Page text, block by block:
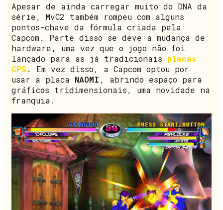
Apesar de ainda carregar muito do DNA da
série, MvC2 também rompeu com alguns
pontos-chave da fórmula criada pela
Capcom. Parte disso se deve a mudança de
hardware, uma vez que o jogo não foi
lançado para as já tradicionais placas
CPS . Em vez disso, a Capcom optou por
usar a placa NAOMI , abrindo espaço para
gráficos tridimensionais, uma novidade na
franquia.